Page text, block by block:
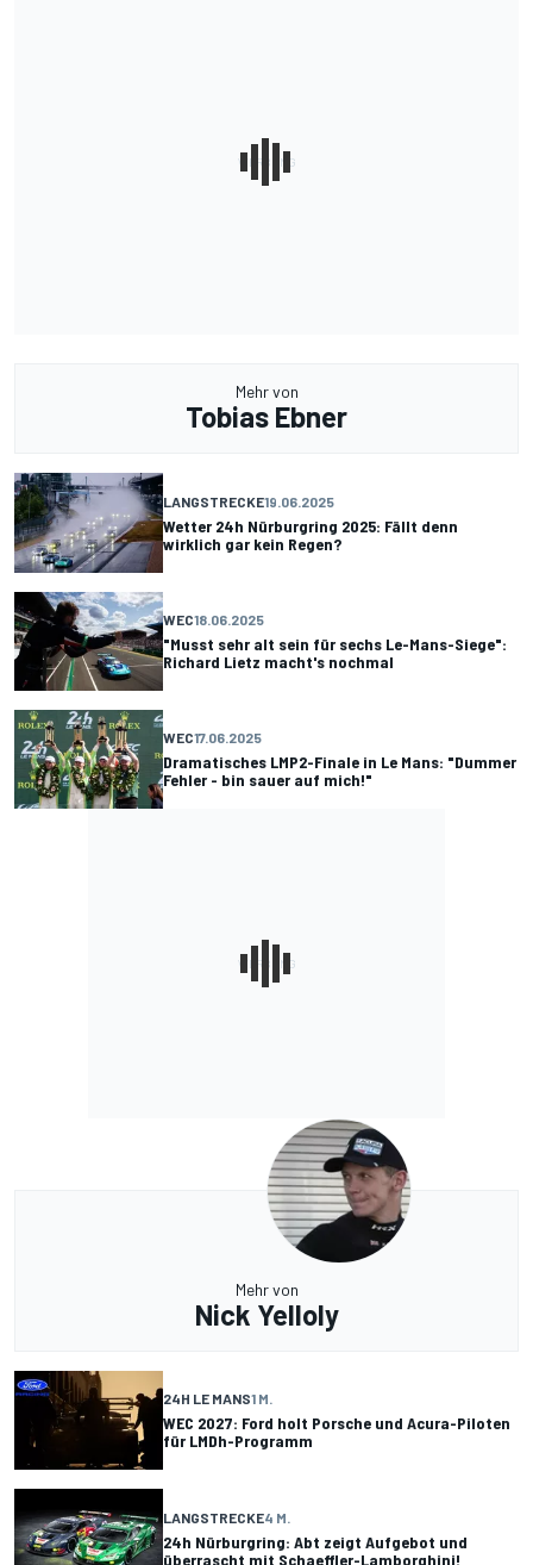
Mehr von
Tobias Ebner
LANGSTRECKE19.06.2025
Wetter 24h Nürburgring 2025: Fällt denn
wirklich gar kein Regen?
WEC18.06.2025
"Musst sehr alt sein für sechs Le-Mans-Siege":
Richard Lietz macht's nochmal
WEC17.06.2025
Dramatisches LMP2-Finale in Le Mans: "Dummer
Fehler - bin sauer auf mich!"
Mehr von
Nick Yelloly
24H LE MANS1 M.
WEC 2027: Ford holt Porsche und Acura-Piloten
für LMDh-Programm
LANGSTRECKE4 M.
24h Nürburgring: Abt zeigt Aufgebot und
überrascht mit Schaeffler-Lamborghini!